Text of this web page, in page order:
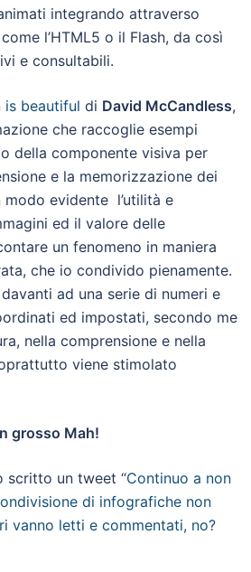
integrando attraverso
l’HTML5 o il Flash, da così
e consultabili.
is beautiful di David McCandless,
che raccoglie esempi
della componente visiva per
e la memorizzazione dei
modo evidente l’utilità e
ed il valore delle
un fenomeno in maniera
che io condivido pienamente.
ad una serie di numeri e
ed impostati, secondo me
nella comprensione e nella
viene stimolato
grosso Mah!
scritto un tweet “Continuo a non
di infografiche non
vanno letti e commentati, no?